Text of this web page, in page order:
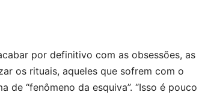
por definitivo com as obsessões, as
os rituais, aqueles que sofrem com o
de “fenômeno da esquiva”. “Isso é pouco